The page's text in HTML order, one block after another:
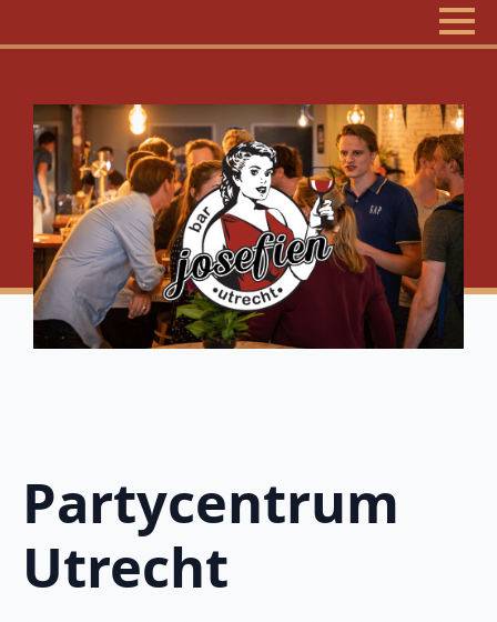
Partycentrum
Utrecht